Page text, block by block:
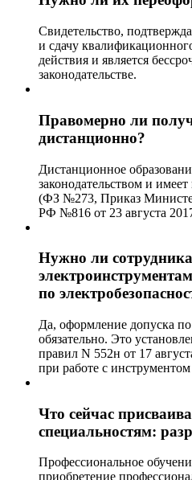
Свидетельство,
и сдачу
действия и является
законодательстве.
Правомерно ли
дистанционно?
Дистанционное
законодательством и
(ФЗ №273, Приказ
РФ №816 от 23 августа
Нужно ли
по
Да, оформление допуска по
обязательно. Это
правил N 552н от 17
при работе с
Что сейчас
специальностям:
Профессиональное
приобретение